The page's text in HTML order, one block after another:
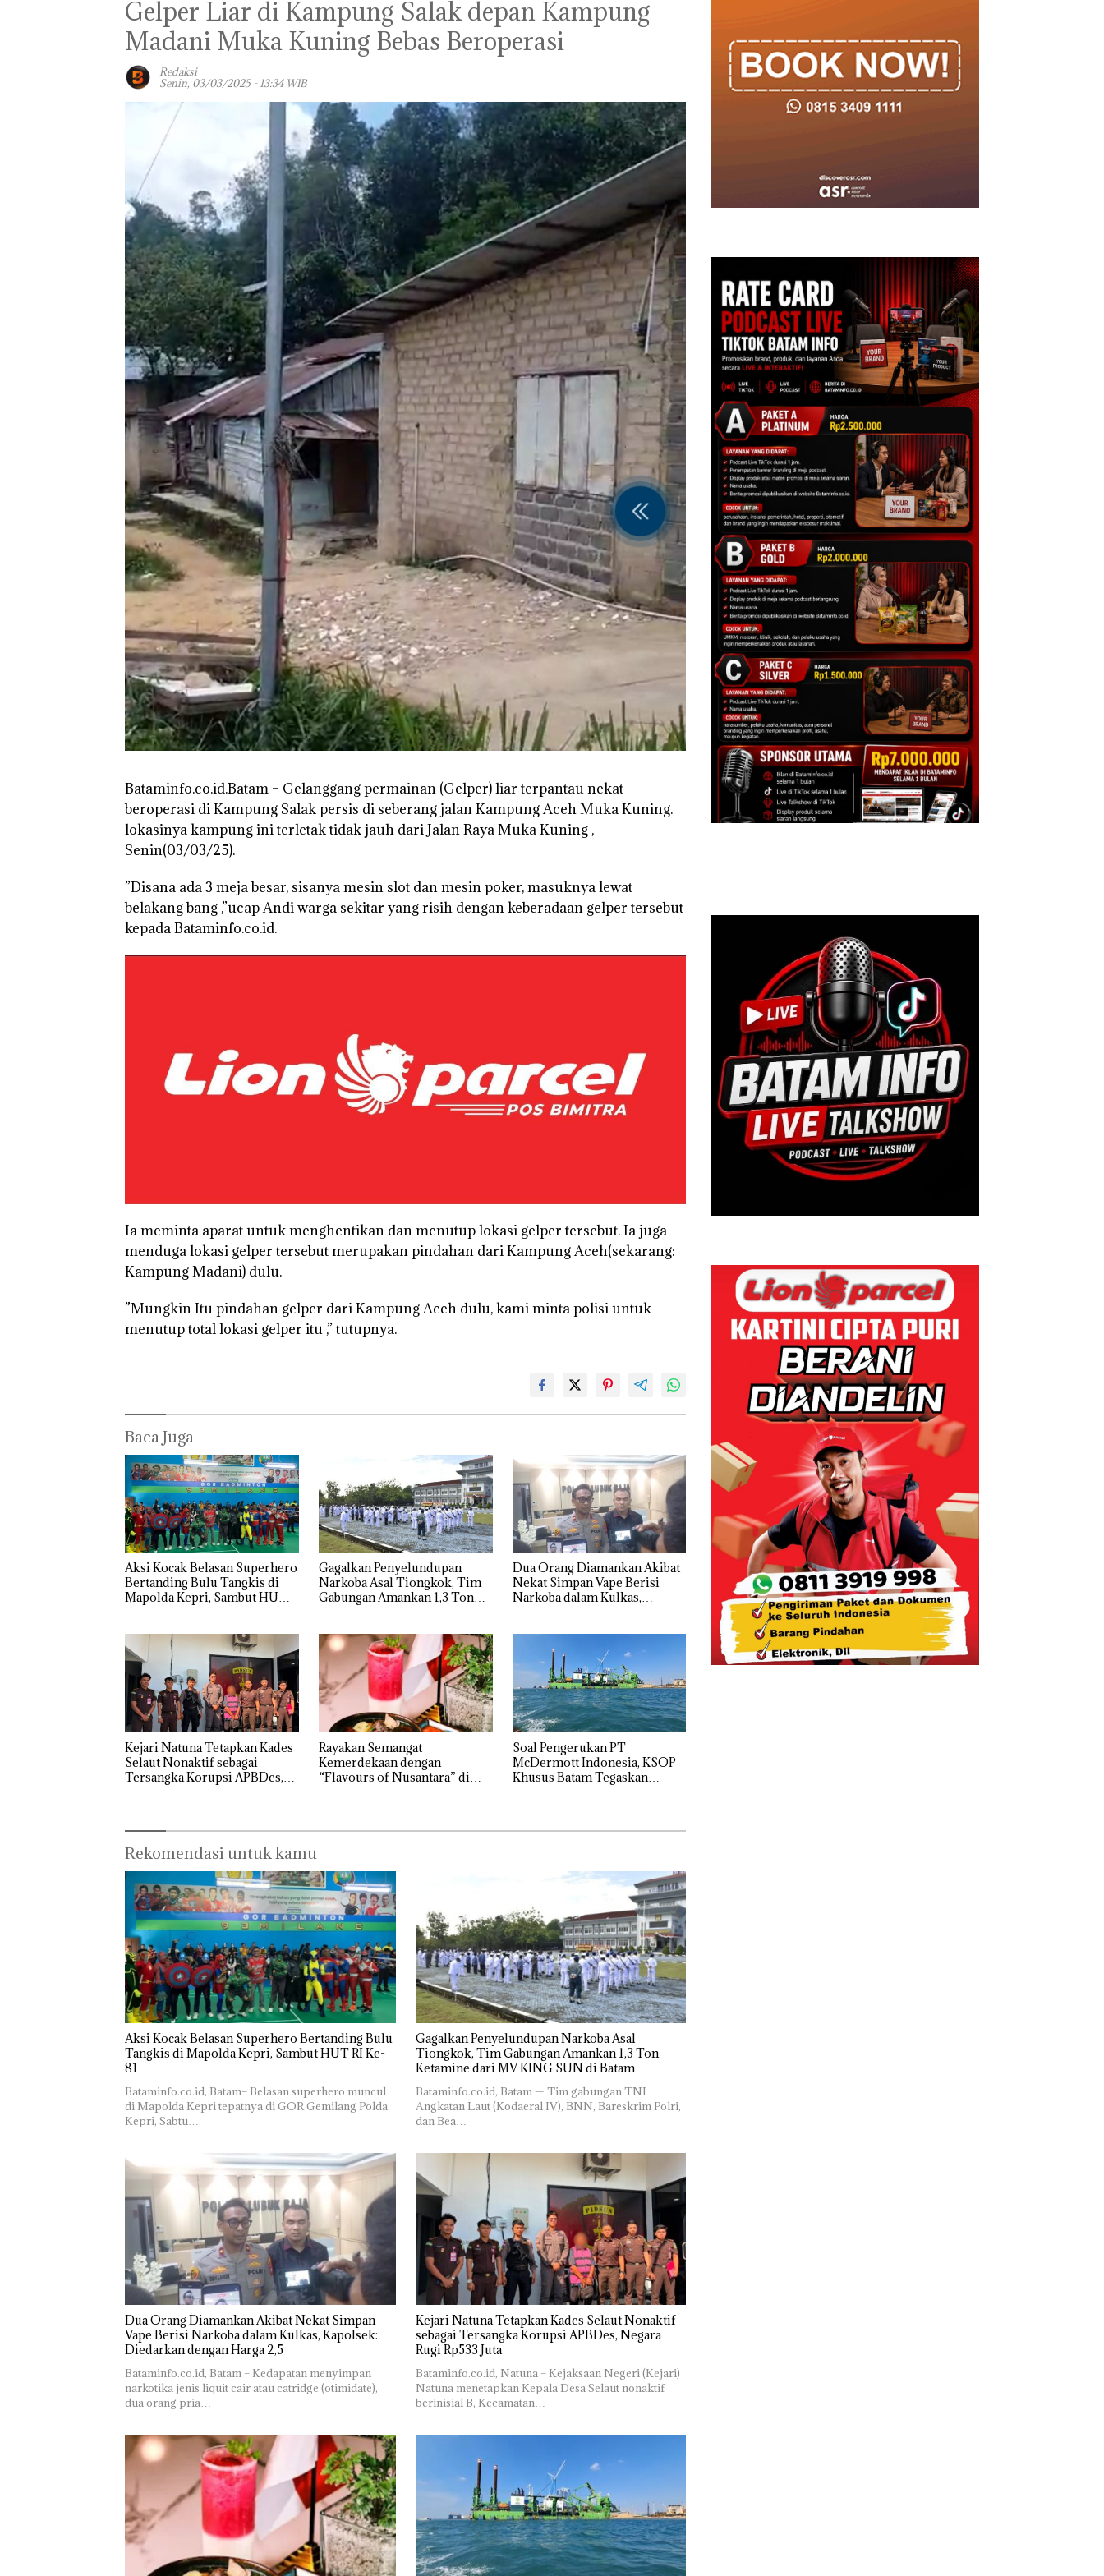
Gelper Liar di Kampung Salak depan Kampung
Madani Muka Kuning Bebas Beroperasi
Redaksi
Senin, 03/03/2025 - 13:34 WIB
Bataminfo.co.id.Batam – Gelanggang permainan (Gelper) liar terpantau nekat
beroperasi di Kampung Salak persis di seberang jalan Kampung Aceh Muka Kuning.
lokasinya kampung ini terletak tidak jauh dari Jalan Raya Muka Kuning ,
Senin(03/03/25).
”Disana ada 3 meja besar, sisanya mesin slot dan mesin poker, masuknya lewat
belakang bang ,”ucap Andi warga sekitar yang risih dengan keberadaan gelper tersebut
kepada Bataminfo.co.id.
Ia meminta aparat untuk menghentikan dan menutup lokasi gelper tersebut. Ia juga
menduga lokasi gelper tersebut merupakan pindahan dari Kampung Aceh(sekarang:
Kampung Madani) dulu.
”Mungkin Itu pindahan gelper dari Kampung Aceh dulu, kami minta polisi untuk
menutup total lokasi gelper itu ,” tutupnya.
Baca Juga
Aksi Kocak Belasan Superhero
Bertanding Bulu Tangkis di
Mapolda Kepri, Sambut HUT
Gagalkan Penyelundupan
Narkoba Asal Tiongkok, Tim
Gabungan Amankan 1,3 Ton
Dua Orang Diamankan Akibat
Nekat Simpan Vape Berisi
Narkoba dalam Kulkas,
Kejari Natuna Tetapkan Kades
Selaut Nonaktif sebagai
Tersangka Korupsi APBDes,
Rayakan Semangat
Kemerdekaan dengan
“Flavours of Nusantara” di
‎Soal Pengerukan PT
McDermott Indonesia, KSOP
Khusus Batam Tegaskan
Rekomendasi untuk kamu
Aksi Kocak Belasan Superhero Bertanding Bulu
Tangkis di Mapolda Kepri, Sambut HUT RI Ke-
81
Bataminfo.co.id, Batam– Belasan superhero muncul
di Mapolda Kepri tepatnya di GOR Gemilang Polda
Kepri, Sabtu…
Gagalkan Penyelundupan Narkoba Asal
Tiongkok, Tim Gabungan Amankan 1,3 Ton
Ketamine dari MV KING SUN di Batam ‎
‎​Bataminfo.co.id, Batam — Tim gabungan TNI
Angkatan Laut (Kodaeral IV), BNN, Bareskrim Polri,
dan Bea…
Dua Orang Diamankan Akibat Nekat Simpan
Vape Berisi Narkoba dalam Kulkas, Kapolsek:
Diedarkan dengan Harga 2,5
Bataminfo.co.id, Batam – Kedapatan menyimpan
narkotika jenis liquit cair atau catridge (otimidate),
dua orang pria…
Kejari Natuna Tetapkan Kades Selaut Nonaktif
sebagai Tersangka Korupsi APBDes, Negara
Rugi Rp533 Juta
Bataminfo.co.id, Natuna – Kejaksaan Negeri (Kejari)
Natuna menetapkan Kepala Desa Selaut nonaktif
berinisial B, Kecamatan…